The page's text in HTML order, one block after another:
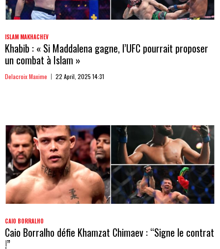
ISLAM MAKHACHEV
Khabib : « Si Maddalena gagne, l’UFC pourrait proposer
un combat à Islam »
Delacroix Maxime 22 April, 2025 14:31
CAIO BORRALHO
Caio Borralho défie Khamzat Chimaev : “Signe le contrat
!”